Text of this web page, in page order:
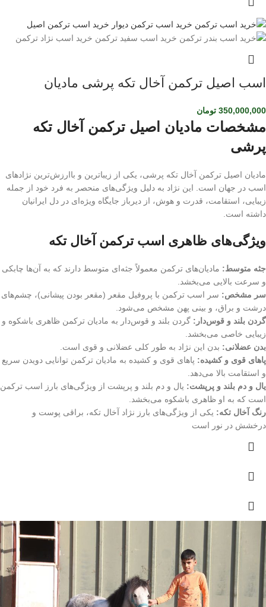
اسب اصیل ترکمن آخال تکه پرشی مادیان
350,000,000 تومان
مشخصات مادیان اصیل ترکمن آخال تکه
پرشی
مادیان اصیل ترکمن آخال تکه پرشی، یکی از زیباترین و باارزش‌ترین نژادهای
اسب در جهان است. این نژاد به دلیل ویژگی‌های منحصر به فرد خود از جمله
زیبایی، استقامت، قدرت و هوش، از دیرباز جایگاه ویژه‌ای در دل ایرانیان
داشته است.
ویژگی‌های ظاهری اسب ترکمن آخال تکه
جثه متوسط: مادیان‌های ترکمن معمولاً جثه‌ای متوسط دارند که به آن‌ها چابکی
و سرعت بالایی می‌بخشد.
سر مشخص: سر اسب ترکمن با پروفیل مقعر (مقعر بودن پیشانی)، چشم‌های
درشت و براق، و بینی پهن مشخص می‌شود.
گردن بلند و قوس‌دار: گردن بلند و قوس‌دار به مادیان ترکمن ظاهری باشکوه و
زیبایی خاصی می‌بخشد.
بدن عضلانی: بدن این نژاد به طور کلی عضلانی و قوی است.
پاهای قوی و کشیده: پاهای قوی و کشیده به مادیان ترکمن توانایی دویدن سریع
و استقامت بالا می‌دهد.
یال و دم بلند و پرپشت: یال و دم بلند و پرپشت از ویژگی‌های بارز اسب ترکمن
است که به او ظاهری باشکوه می‌بخشد.
رنگ آخال تکه: یکی از ویژگی‌های بارز نژاد آخال تکه، براقی پوست و
درخشش در نور است